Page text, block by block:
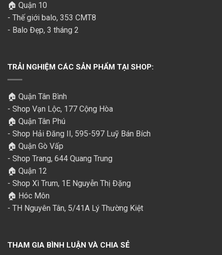
🏠 Quận 10
- Thế giới balo, 353 CMT8
- Balo Đẹp, 3 tháng 2
TRẢI NGHIỆM CÁC SẢN PHẨM TẠI SHOP:
🏠 Quận Tân Bình
- Shop Vạn Lộc, 177 Cộng Hòa
🏠 Quận Tân Phú
- Shop Hải Đăng II, 595-597 Luỹ Bán Bích
🏠 Quận Gò Vấp
- Shop Trang, 644 Quang Trung
🏠 Quận 12
- Shop Xì Trum, 1E Nguyễn Thị Đặng
🏠 Hóc Môn
- TH Nguyên Tân, 5/41A Lý Thường Kiệt
THAM GIA BÌNH LUẬN VÀ CHIA SẺ